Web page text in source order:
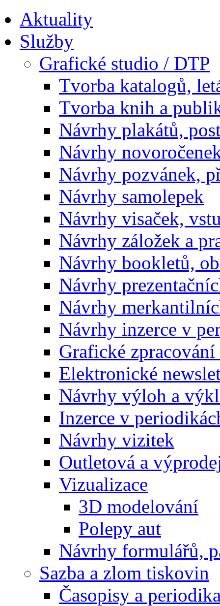
Aktuality
Služby
Grafické studio / DTP
Tvorba katalogů,
Tvorba knih a
Návrhy plakátů,
Návrhy
Návrhy pozvánek,
Návrhy samolepek
Návrhy visaček,
Návrhy záložek a
Návrhy bookletů,
Návrhy
Návrhy
Návrhy inzerce v
Grafické
Elektronické
Návrhy výloh a
Inzerce v
Návrhy vizitek
Outletová a
Vizualizace
3D modelování
Polepy aut
Návrhy formulářů,
Sazba a zlom tiskovin
Časopisy a